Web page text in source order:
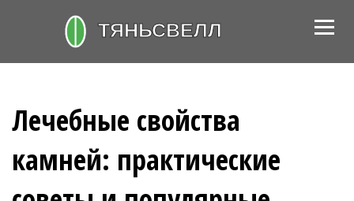
Лечебные свойства
камней: практические